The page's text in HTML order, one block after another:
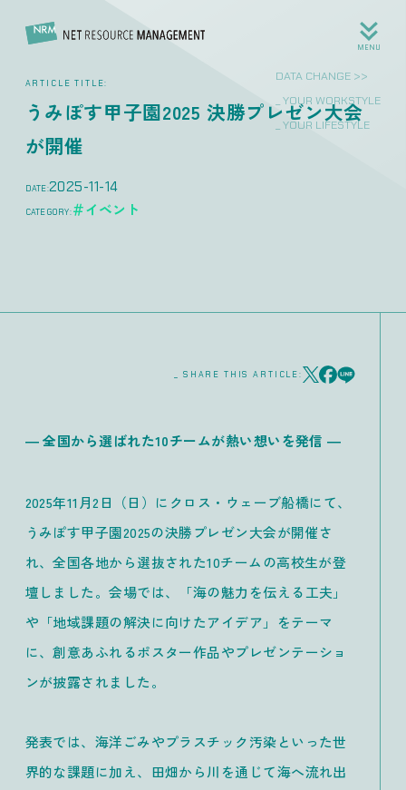
MENU
ARTICLE TITLE:
うみぽす甲子園2025 決勝プレゼン大会
が開催
DATE:2025-11-14
CATEGORY:＃イベント
DATA CHANGE >>
_ YOUR WORKSTYLE
_ YOUR LIFESTYLE
_ SHARE THIS ARTICLE:
― 全国から選ばれた10チームが熱い想いを発信 ―
2025年11月2日（日）にクロス・ウェーブ船橋にて、
うみぽす甲子園2025の決勝プレゼン大会が開催さ
れ、全国各地から選抜された10チームの高校生が登
壇しました。会場では、「海の魅力を伝える工夫」
や「地域課題の解決に向けたアイデア」をテーマ
に、創意あふれるポスター作品やプレゼンテーショ
ンが披露されました。
発表では、海洋ごみやプラスチック汚染といった世
界的な課題に加え、田畑から川を通じて海へ流れ出